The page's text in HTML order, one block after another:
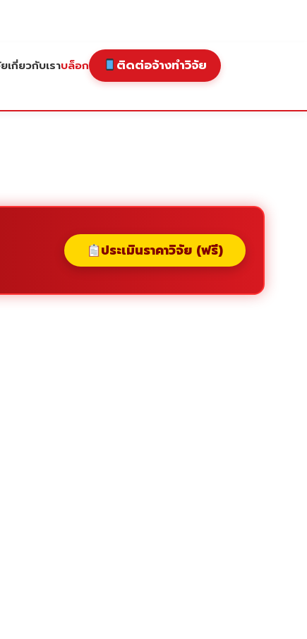
เกี่ยวกับเราบล็อก ติดต่อจ้างทำวิจัย
ประเมินราคาวิจัย (ฟรี)